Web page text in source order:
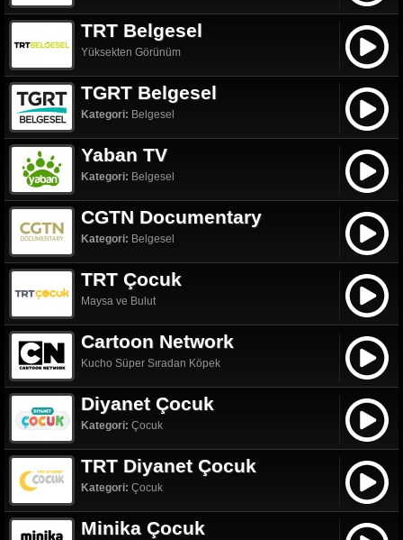
TRT Belgesel
Yüksekten Görünüm
TGRT Belgesel
Kategori: Belgesel
Yaban TV
Kategori: Belgesel
CGTN Documentary
Kategori: Belgesel
TRT Çocuk
Maysa ve Bulut
Cartoon Network
Kucho Süper Sıradan Köpek
Diyanet Çocuk
Kategori: Çocuk
TRT Diyanet Çocuk
Kategori: Çocuk
Minika Çocuk